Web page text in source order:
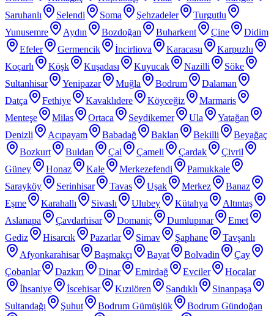
Saruhanlı
Selendi Soma Şehzadeler
Turgutlu
Yunusemre
Aydın Bozdoğan Buharkent Çine
Didim
Efeler
Germencik İncirliova Karacasu
Karpuzlu
Koçarlı
Köşk Kuşadası Kuyucak Nazilli
Söke
Sultanhisar
Yenipazar Muğla Bodrum
Dalaman
Datça
Fethiye Kavaklıdere Köyceğiz
Marmaris
Menteşe
Milas Ortaca Seydikemer Ula
Yatağan
Denizli
Acıpayam Babadağ Baklan Bekilli
Beyağaç
Bozkurt
Buldan Çal Çameli Çardak
Çivril
Güney
Honaz Kale Merkezefendi
Pamukkale
Sarayköy
Serinhisar Tavas Uşak Merkez
Banaz
Eşme
Karahallı Sivaslı Ulubey Kütahya
Altıntaş
Aslanapa
Çavdarhisar Domaniç Dumlupınar
Emet
Gediz
Hisarcık Pazarlar Simav Şaphane
Tavşanlı
Afyonkarahisar
Başmakçı Bayat Bolvadin
Çay
Çobanlar
Dazkırı Dinar Emirdağ Evciler
Hocalar
İhsaniye
İscehisar Kızılören Sandıklı
Sinanpaşa
Sultandağı
Şuhut Bodrum Gümüşlük
Bodrum Gündoğan